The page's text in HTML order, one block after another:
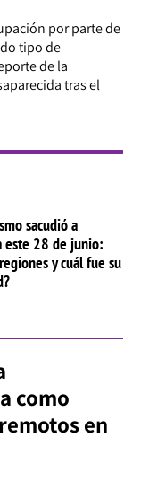
por parte de
tipo de
de la
tras el
sacudió a
este 28 de junio:
y cuál fue su
como
en